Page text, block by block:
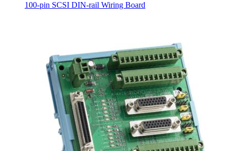
100-pin SCSI DIN-rail Wiring Board